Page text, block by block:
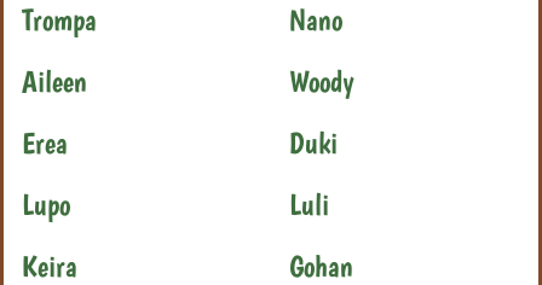
Trompa
Nano
Aileen
Woody
Erea
Duki
Lupo
Luli
Keira
Gohan